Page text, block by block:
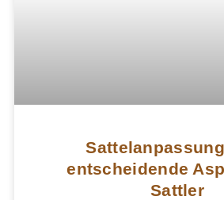
entscheidende
Sattler